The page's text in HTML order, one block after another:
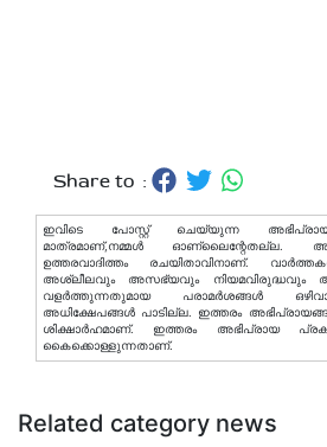
Share to :
ഇവിടെ പോസ്റ്റ് ചെയ്യുന്ന
മാത്രമാണ്,നമ്മൾ ഓണ്ലൈന്റേതല്ല.
ഉത്തരവാദിത്തം രചയിതാവിനാണ്.
അശ്ലീലവും അസഭ്യവും നിയമവിരുദ്ധവും
വളര്‍ത്തുന്നതുമായ പരാമര്‍ശങ്ങള്‍
അധിക്ഷേപങ്ങള്‍ പാടില്ല. ഇത്തരം
ശിക്ഷാര്‍ഹമാണ്. ഇത്തരം അഭിപ്രായ
കൈക്കൊള്ളുന്നതാണ്.
Related category news